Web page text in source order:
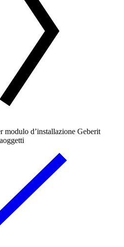
modulo d’installazione Geberit